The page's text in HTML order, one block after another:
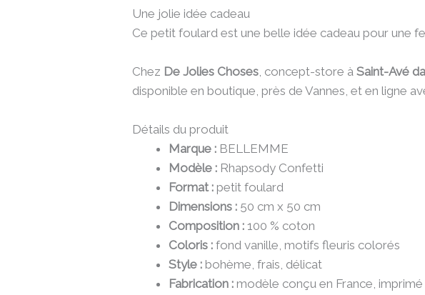
Une jolie idée cadeau
Ce petit foulard est une belle idée cadeau pour une
Chez De Jolies Choses, concept-store àSaint-Avé
disponible en boutique, près de Vannes, et en ligne
Détails du produit
Marque : BELLEMME
Modèle : Rhapsody Confetti
Format : petit foulard
Dimensions : 50 cm x 50 cm
Composition : 100 % coton
Coloris : fond vanille, motifs fleuris colorés
Style : bohème, frais, délicat
Fabrication : modèle conçu en France,